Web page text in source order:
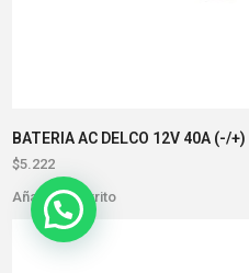
BATERIA AC DELCO 12V 40A (-/+)
$5.222
Añadir al carrito